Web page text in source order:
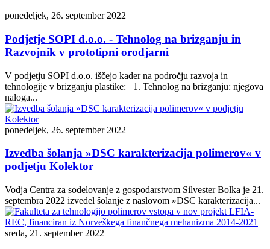
ponedeljek, 26. september 2022
Podjetje SOPI d.o.o. - Tehnolog na brizganju in
Razvojnik v prototipni orodjarni
V podjetju SOPI d.o.o. iščejo kader na področju razvoja in
tehnologije v brizganju plastike: 1. Tehnolog na brizganju: njegova
naloga...
ponedeljek, 26. september 2022
Izvedba šolanja »DSC karakterizacija polimerov« v
podjetju Kolektor
Vodja Centra za sodelovanje z gospodarstvom Silvester Bolka je 21.
septembra 2022 izvedel šolanje z naslovom »DSC karakterizacija...
sreda, 21. september 2022